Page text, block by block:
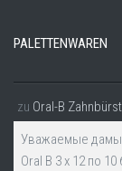
PALETTENWAREN
zu Oral-B
Уважаемые дамы
Oral B 3 x 12 по